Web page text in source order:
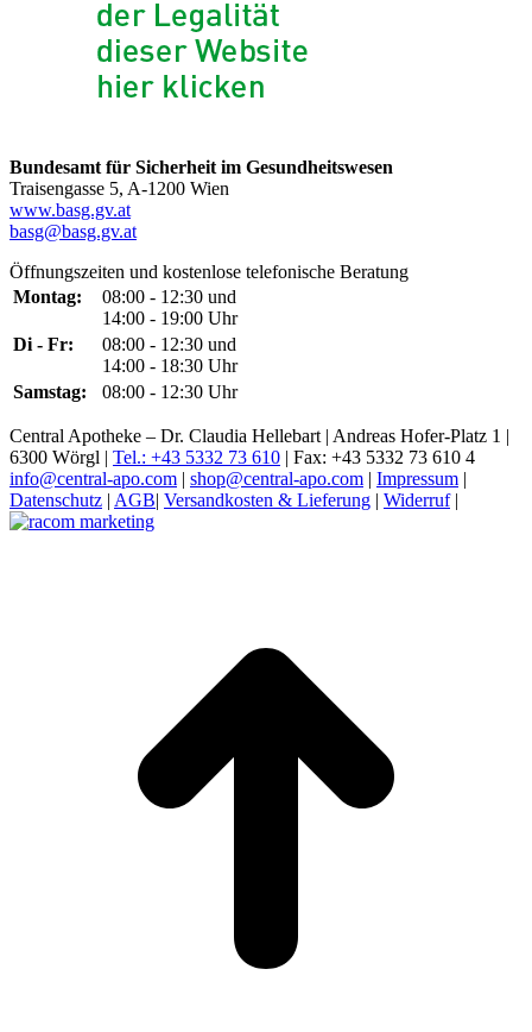
Bundesamt für Sicherheit im Gesundheitswesen
Traisengasse 5, A-1200 Wien
www.basg.gv.at
basg@basg.gv.at
Öffnungszeiten und kostenlose telefonische Beratung
Montag:
08:00 - 12:30 und
14:00 - 19:00 Uhr
Di - Fr:
08:00 - 12:30 und
14:00 - 18:30 Uhr
Samstag:
08:00 - 12:30 Uhr
Central Apotheke – Dr. Claudia Hellebart | Andreas Hofer-Platz 1 |
6300 Wörgl | Tel.: +43 5332 73 610 | Fax: +43 5332 73 610 4
info@central-apo.com | shop@central-apo.com | Impressum |
Datenschutz | AGB| Versandkosten & Lieferung | Widerruf|